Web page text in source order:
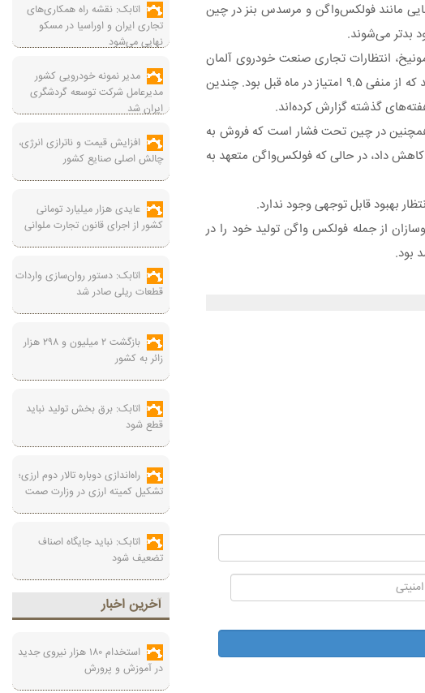
مانند فولکس‌واگن و مرسدس بنز در چین
بدتر می‌شوند.
انتظارات تجاری صنعت خودروی آلمان
در ماه جولای به منفی ۱۸.۳ واحد رسید که از منفی ۹.۵ امتیاز در ماه قبل بود. چندین
گذشته گزارش کرده‌اند.
همچنین در چین تحت فشار است که فروش به
داد، در حالی که فولکس‌واگن متعهد به
بهبود قابل توجهی وجود ندارد.
میانگین بلندمدت است، زیرا خودروسازان از جمله فولکس واگن تولید خود را در
اتابک: نقشه راه همکاری‌های
تجاری ایران و اوراسیا در مسکو
نهایی می‌شود
مدیر نمونه خودرویی کشور
مدیرعامل شرکت توسعه گردشگری
ایران شد
افزایش قیمت و ناترازی انرژی،
چالش اصلی صنایع کشور
عایدی هزار میلیارد تومانی
کشور از اجرای قانون تجارت ملوانی
اتابک: دستور روان‌سازی واردات
قطعات ریلی صادر شد
بازگشت ۲ میلیون و ۲۹۸ هزار
زائر به کشور
اتابک: برق بخش تولید نباید
قطع شود
راه‌اندازی دوباره تالار دوم ارزی؛
تشکیل کمیته ارزی در وزارت صمت
اتابک: نباید جایگاه اصناف
تضعیف شود
آخرين اخبار
استخدام ۱۸۰ هزار نیروی جدید
در آموزش‌ و پرورش